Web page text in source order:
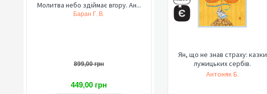
Молитва небо здіймає вгору. Ан...
Баран Г. В.
899,00 грн
449,00 грн
Ян, що не знав страху: казки
лужицьких сербів.
Антоняк Б.